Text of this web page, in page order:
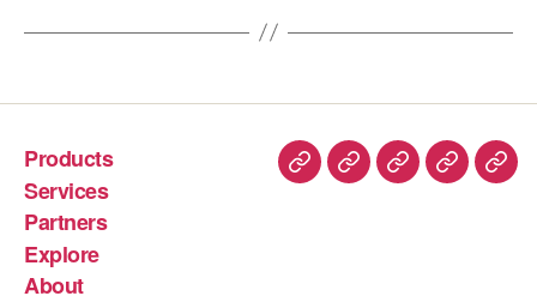
Products
Services
Partners
Explore
About